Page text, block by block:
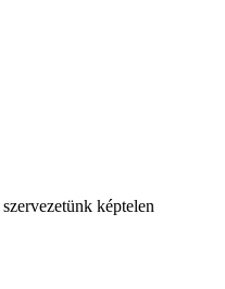
képtelen